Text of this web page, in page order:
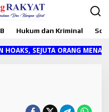
Hukum dan Kriminal
SEJUTA ORANG